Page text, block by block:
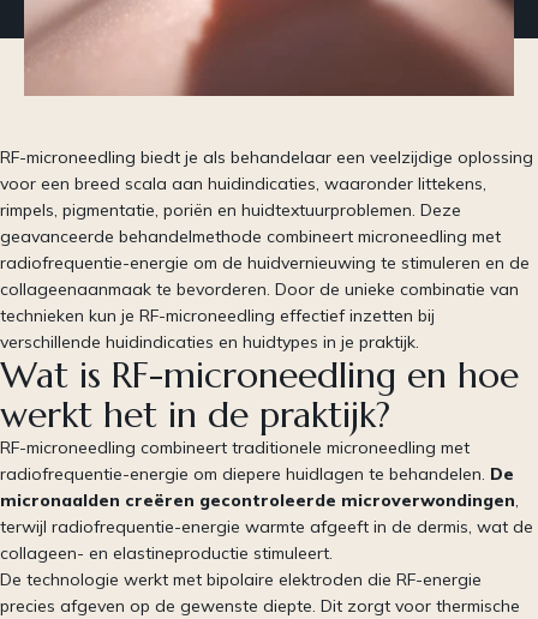
RF-microneedling biedt je als behandelaar een veelzijdige oplossing
voor een breed scala aan huidindicaties, waaronder littekens,
rimpels, pigmentatie, poriën en huidtextuurproblemen. Deze
geavanceerde behandelmethode combineert microneedling met
radiofrequentie-energie om de huidvernieuwing te stimuleren en de
collageenaanmaak te bevorderen. Door de unieke combinatie van
technieken kun je RF-microneedling effectief inzetten bij
verschillende huidindicaties en huidtypes in je praktijk.
Wat is RF-microneedling en hoe
werkt het in de praktijk?
RF-microneedling combineert traditionele microneedling met
radiofrequentie-energie om diepere huidlagen te behandelen. De
micronaalden creëren gecontroleerde microverwondingen
terwijl radiofrequentie-energie warmte afgeeft in de dermis, wat de
collageen- en elastineproductie stimuleert.
De technologie werkt met bipolaire elektroden die RF-energie
precies afgeven op de gewenste diepte. Dit zorgt voor thermische